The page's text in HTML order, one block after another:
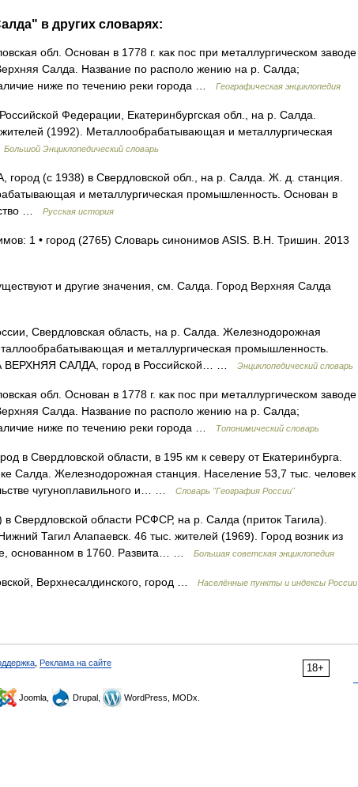
в других словарях:
обл. Основан в 1778 г. как пос при металлургическом заводе
Салда. Название по располо жению на р. Салда;
ниже по течению реки города …
Географическая энциклопедия
Федерации, Екатеринбургская обл., на р. Салда.
(1992). Металлообрабатывающая и металлургическая
Большой Энциклопедический словарь
(с 1938) в Свердловской обл., на р. Салда. Ж. д. станция.
и металлургическая промышленность. Основан в
…
Русская история
1 • город (2765) Словарь синонимов ASIS. В.Н. Тришин. 2013
и другие значения, см. Салда. Город Верхняя Салда
Свердловская область, на р. Салда. Железнодорожная
и металлургическая промышленность.
ВЕРХНЯЯ САЛДА, город в Российской… …
Энциклопедический словарь
обл. Основан в 1778 г. как пос при металлургическом заводе
Салда. Название по располо жению на р. Салда;
ниже по течению реки города …
Топонимический словарь
в Свердловской области, в 195 км к северу от Екатеринбурга.
Салда. Железнодорожная станция. Население 53,7 тыс. человек
чугуноплавильного и… …
Словарь "География России"
области РСФСР, на р. Салда (приток Тагила).
Тагил Алапаевск. 46 тыс. жителей (1969). Город возник из
основанном в 1760. Развита… …
Большая советская энциклопедия
Верхнесалдинского, город … Населённые пункты и индексы России
18+
Реклама на сайте
Joomla, Drupal, WordPress, MODx.